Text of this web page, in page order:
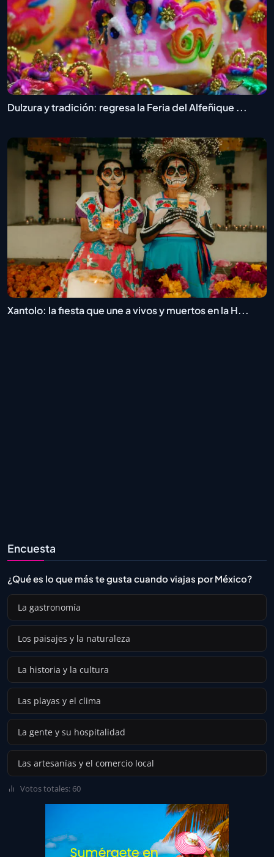
Dulzura y tradición: regresa la Feria del Alfeñique ...
Xantolo: la fiesta que une a vivos y muertos en la H...
Encuesta
¿Qué es lo que más te gusta cuando viajas por México?
La gastronomía
Los paisajes y la naturaleza
La historia y la cultura
Las playas y el clima
La gente y su hospitalidad
Las artesanías y el comercio local
Votos totales: 60